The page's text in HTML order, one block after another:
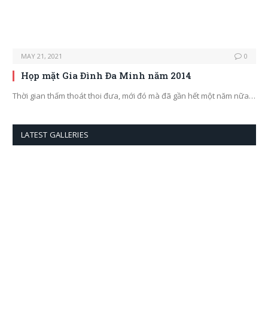
MAY 21, 2021 0
Họp mặt Gia Đình Đa Minh năm 2014
Thời gian thấm thoát thoi đưa, mới đó mà đã gần hết một năm nữa…
LATEST GALLERIES